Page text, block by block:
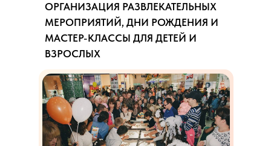
ОРГАНИЗАЦИЯ РАЗВЛЕКАТЕЛЬНЫХ
МЕРОПРИЯТИЙ, ДНИ РОЖДЕНИЯ И
МАСТЕР-КЛАССЫ ДЛЯ ДЕТЕЙ И
ВЗРОСЛЫХ